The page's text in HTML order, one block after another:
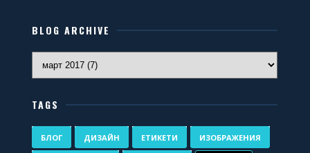
BLOG ARCHIVE
TAGS
БЛОГ ДИЗАЙН ЕТИКЕТИ ИЗОБРАЖЕНИЯ